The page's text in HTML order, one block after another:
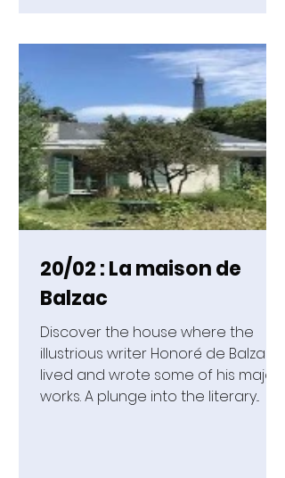
20/02 : La maison de
Balzac
Discover the house where the
illustrious writer Honoré de Balzac
lived and wrote some of his major
works. A plunge into the literary...